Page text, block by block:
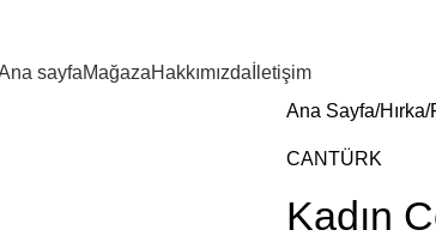
sayfaMağazaHakkımızda İletişim
Ana Sayfa Hırka
CANTÜRK
Kadın